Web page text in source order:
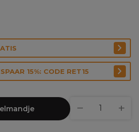
15%: CODE RET15